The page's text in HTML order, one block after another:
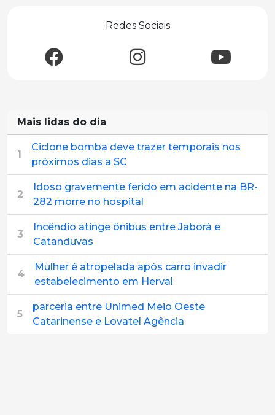
Redes Sociais
Mais lidas do dia
1
Ciclone bomba deve trazer temporais nos
próximos dias a SC
2
Idoso gravemente ferido em acidente na BR-
282 morre no hospital
3
Incêndio atinge ônibus entre Jaborá e
Catanduvas
4
Mulher é atropelada após carro invadir
estabelecimento em Herval
5
parceria entre Unimed Meio Oeste
Catarinense e Lovatel Agência